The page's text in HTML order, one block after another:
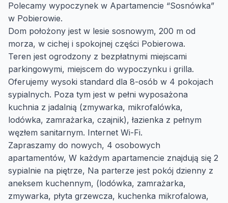
Polecamy wypoczynek w Apartamencie “Sosnówka”
w Pobierowie.
Dom położony jest w lesie sosnowym, 200 m od
morza, w cichej i spokojnej części Pobierowa.
Teren jest ogrodzony z bezpłatnymi miejscami
parkingowymi, miejscem do wypoczynku i grilla.
Oferujemy wysoki standard dla 8-osób w 4 pokojach
sypialnych. Poza tym jest w pełni wyposażona
kuchnia z jadalnią (zmywarka, mikrofalówka,
lodówka, zamrażarka, czajnik), łazienka z pełnym
węzłem sanitarnym. Internet Wi-Fi.
Zapraszamy do nowych, 4 osobowych
apartamentów, W każdym apartamencie znajdują się 2
sypialnie na piętrze, Na parterze jest pokój dzienny z
aneksem kuchennym, (lodówka, zamrażarka,
zmywarka, płyta grzewcza, kuchenka mikrofalowa,